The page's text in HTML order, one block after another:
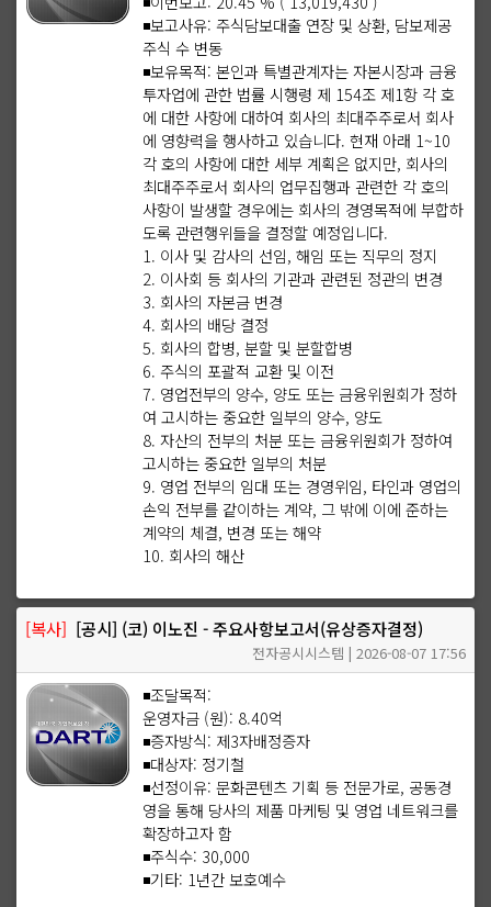
◾보고사유: 주식담보대출 연장 및 상환, 담보제공
주식 수 변동
◾보유목적: 본인과 특별관계자는 자본시장과 금융
투자업에 관한 법률 시행령 제 154조 제1항 각 호
에 대한 사항에 대하여 회사의 최대주주로서 회사
에 영향력을 행사하고 있습니다. 현재 아래 1~10
각 호의 사항에 대한 세부 계획은 없지만, 회사의
최대주주로서 회사의 업무집행과 관련한 각 호의
사항이 발생할 경우에는 회사의 경영목적에 부합하
도록 관련행위들을 결정할 예정입니다.
1. 이사 및 감사의 선임, 해임 또는 직무의 정지
2. 이사회 등 회사의 기관과 관련된 정관의 변경
3. 회사의 자본금 변경
4. 회사의 배당 결정
5. 회사의 합병, 분할 및 분할합병
6. 주식의 포괄적 교환 및 이전
7. 영업전부의 양수, 양도 또는 금융위원회가 정하
여 고시하는 중요한 일부의 양수, 양도
8. 자산의 전부의 처분 또는 금융위원회가 정하여
고시하는 중요한 일부의 처분
9. 영업 전부의 임대 또는 경영위임, 타인과 영업의
손익 전부를 같이하는 계약, 그 밖에 이에 준하는
계약의 체결, 변경 또는 해약
10. 회사의 해산
[복사] [공시] (코) 이노진 - 주요사항보고서(유상증자결정)
전자공시시스템 | 2026-08-07 17:56
◾조달목적:
운영자금 (원): 8.40억
◾증자방식: 제3자배정증자
◾대상자: 정기철
◾선정이유: 문화콘텐츠 기획 등 전문가로, 공동경
영을 통해 당사의 제품 마케팅 및 영업 네트워크를
확장하고자 함
◾주식수: 30,000
◾기타: 1년간 보호예수